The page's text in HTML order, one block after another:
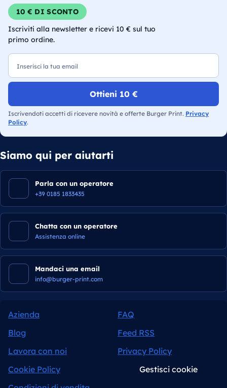
10 € DI SCONTO
Iscriviti alla newsletter e ricevi 10 € sul tuo
primo ordine.
Ottieni 10 €
Iscrivendoti accetti di ricevere novità e offerte Burger Print. Privacy
Policy.
Siamo qui per aiutarti
Parla con un operatore
+39 0185 1833435
Chatta con un operatore
Assistenza online
Mandaci una email
info@burger-print.com
Azienda
FAQ
Blog
Feed RSS
Lavora con noi
Privacy Policy
Cookie Policy
Gestisci cookie